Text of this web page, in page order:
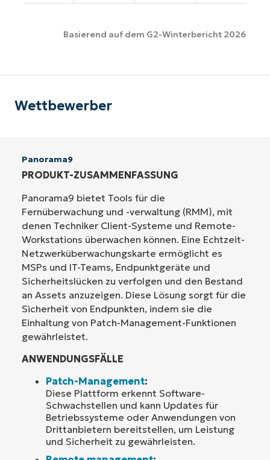
Basierend auf dem G2-Winterbericht 2026
Wettbewerber
Panorama9
PRODUKT-ZUSAMMENFASSUNG
Panorama9 bietet Tools für die
Fernüberwachung und -verwaltung (RMM), mit
denen Techniker Client-Systeme und Remote-
Workstations überwachen können. Eine Echtzeit-
Netzwerküberwachungskarte ermöglicht es
MSPs und IT-Teams, Endpunktgeräte und
Sicherheitslücken zu verfolgen und den Bestand
an Assets anzuzeigen. Diese Lösung sorgt für die
Sicherheit von Endpunkten, indem sie die
Einhaltung von Patch-Management-Funktionen
gewährleistet.
ANWENDUNGSFÄLLE
Patch-Management:
Diese Plattform erkennt Software-
Schwachstellen und kann Updates für
Betriebssysteme oder Anwendungen von
Drittanbietern bereitstellen, um Leistung
und Sicherheit zu gewährleisten.